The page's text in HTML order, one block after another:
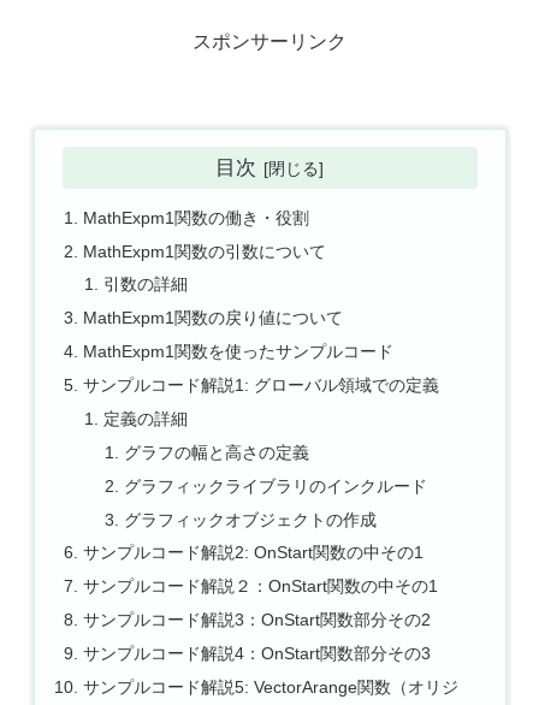
スポンサーリンク
目次
MathExpm1関数の働き・役割
MathExpm1関数の引数について
引数の詳細
MathExpm1関数の戻り値について
MathExpm1関数を使ったサンプルコード
サンプルコード解説1: グローバル領域での定義
定義の詳細
グラフの幅と高さの定義
グラフィックライブラリのインクルード
グラフィックオブジェクトの作成
サンプルコード解説2: OnStart関数の中その1
サンプルコード解説２：OnStart関数の中その1
サンプルコード解説3：OnStart関数部分その2
サンプルコード解説4：OnStart関数部分その3
サンプルコード解説5: VectorArange関数（オリジ